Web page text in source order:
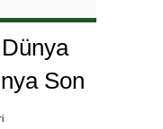
Dünya
Son